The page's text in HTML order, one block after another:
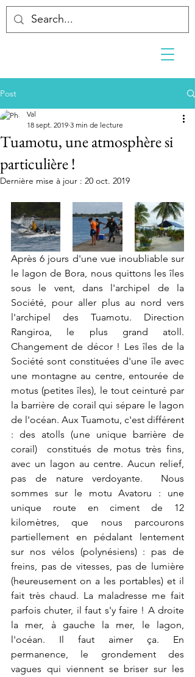
Post
Tuamotu, une atmosphère si
particulière !
Val
18 sept. 2019 3 min de lecture
Dernière mise à jour : 20 oct. 2019
Après 6 jours d'une vue inoubliable sur
le lagon de Bora, nous quittons les îles
sous le vent, dans l'archipel de la
Société, pour aller plus au nord vers
l'archipel des Tuamotu. Direction
Rangiroa, le plus grand atoll.
Changement de décor ! Les îles de la
Société sont constituées d'une île avec
une montagne au centre, entourée de
motus (petites îles), le tout ceinturé par
la barrière de corail qui sépare le lagon
de l'océan. Aux Tuamotu, c'est différent
: des atolls (une unique barrière de
corail)  constitués de motus très fins,
avec un lagon au centre. Aucun relief,
pas de nature verdoyante.  Nous
sommes sur le motu Avatoru : une
unique route en ciment de 12
kilomètres, que nous parcourons
partiellement en pédalant lentement
sur nos vélos (polynésiens) : pas de
freins, pas de vitesses, pas de lumière
(heureusement on a les portables) et il
fait très chaud. La maladresse me fait
parfois chuter, il faut s'y faire ! A droite
la mer, à gauche la mer, le lagon,
l'océan. Il faut aimer ça. En
permanence, le grondement des
vagues qui viennent se briser sur les